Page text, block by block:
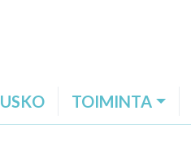
USKO TOIMINTA